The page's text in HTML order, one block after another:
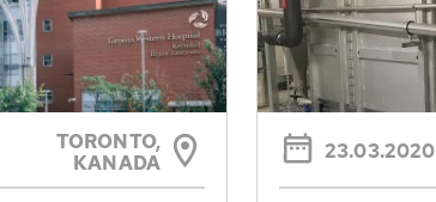
TORONTO,
KANADA
23.03.2020